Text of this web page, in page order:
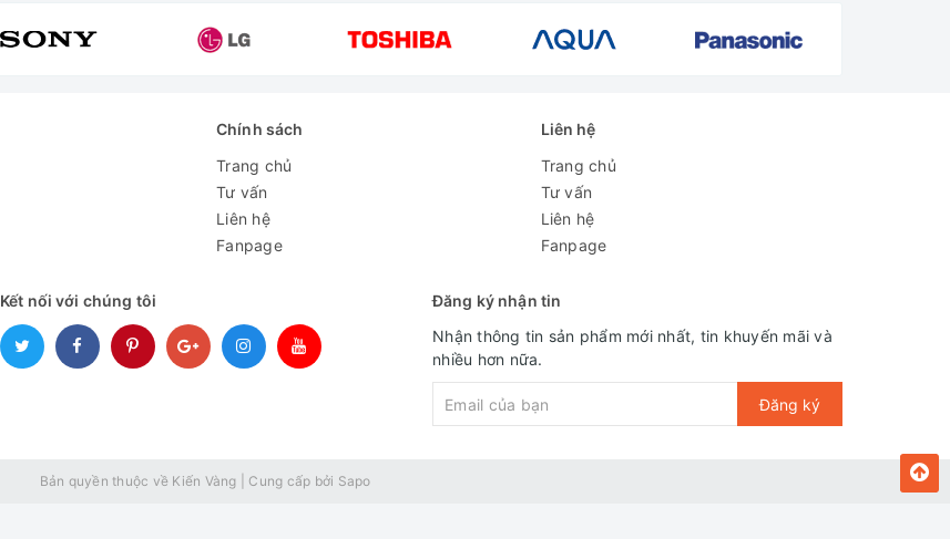
Chính sách
Trang chủ
Tư vấn
Liên hệ
Fanpage
Liên hệ
Trang chủ
Tư vấn
Liên hệ
Fanpage
Kết nối với chúng tôi
Đăng ký nhận tin
Nhận thông tin sản phẩm mới nhất, tin khuyến mãi và
nhiều hơn nữa.
Đăng ký
Bản quyền thuộc về Kiến Vàng Cung cấp bởi Sapo